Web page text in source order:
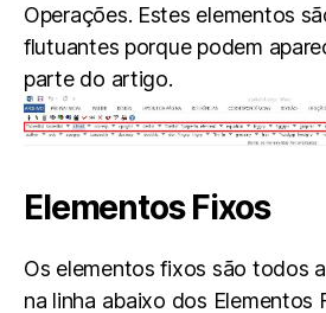
Operações. Estes elementos
flutuantes porque podem
parte do artigo.
Elementos Fixos
Os elementos fixos são todos
na linha abaixo dos Elementos